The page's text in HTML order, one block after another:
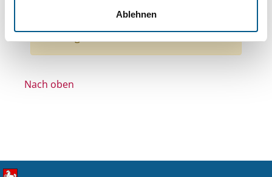
Ablehnen
Nach oben